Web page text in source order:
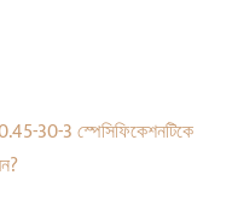
30-3 স্পেসিফিকেশনটিকে